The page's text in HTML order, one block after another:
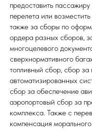
предоставить
перелета или
также за сборы по
ордера разных сборов,
многоцелевого
сверхнормативного
топливный сбор, сбор за
автоматизированных
сбор за обеспечение
аэропортовый сбор за
комплекса. Также с
компенсация